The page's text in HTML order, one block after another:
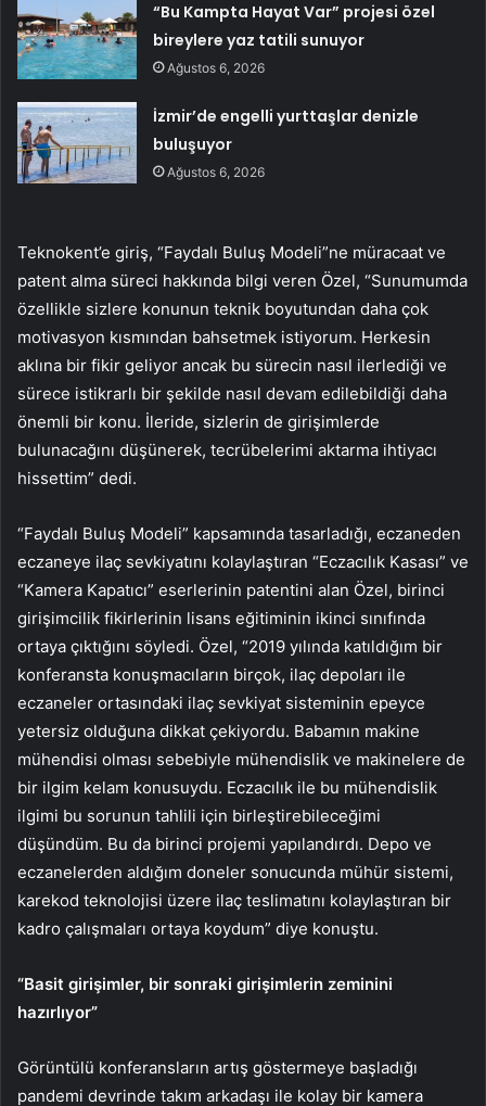
“Bu Kampta Hayat Var” projesi özel
bireylere yaz tatili sunuyor
Ağustos 6, 2026
İzmir’de engelli yurttaşlar denizle
buluşuyor
Ağustos 6, 2026
Teknokent’e giriş, “Faydalı Buluş Modeli”ne müracaat ve
patent alma süreci hakkında bilgi veren Özel, “Sunumumda
özellikle sizlere konunun teknik boyutundan daha çok
motivasyon kısmından bahsetmek istiyorum. Herkesin
aklına bir fikir geliyor ancak bu sürecin nasıl ilerlediği ve
sürece istikrarlı bir şekilde nasıl devam edilebildiği daha
önemli bir konu. İleride, sizlerin de girişimlerde
bulunacağını düşünerek, tecrübelerimi aktarma ihtiyacı
hissettim” dedi.
“Faydalı Buluş Modeli” kapsamında tasarladığı, eczaneden
eczaneye ilaç sevkiyatını kolaylaştıran “Eczacılık Kasası” ve
“Kamera Kapatıcı” eserlerinin patentini alan Özel, birinci
girişimcilik fikirlerinin lisans eğitiminin ikinci sınıfında
ortaya çıktığını söyledi. Özel, “2019 yılında katıldığım bir
konferansta konuşmacıların birçok, ilaç depoları ile
eczaneler ortasındaki ilaç sevkiyat sisteminin epeyce
yetersiz olduğuna dikkat çekiyordu. Babamın makine
mühendisi olması sebebiyle mühendislik ve makinelere de
bir ilgim kelam konusuydu. Eczacılık ile bu mühendislik
ilgimi bu sorunun tahlili için birleştirebileceğimi
düşündüm. Bu da birinci projemi yapılandırdı. Depo ve
eczanelerden aldığım doneler sonucunda mühür sistemi,
karekod teknolojisi üzere ilaç teslimatını kolaylaştıran bir
kadro çalışmaları ortaya koydum” diye konuştu.
“Basit girişimler, bir sonraki girişimlerin zeminini
hazırlıyor”
Görüntülü konferansların artış göstermeye başladığı
pandemi devrinde takım arkadaşı ile kolay bir kamera